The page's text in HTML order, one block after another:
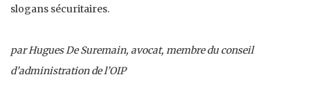
slogans sécuritaires.
par Hugues De Suremain, avocat, membre du conseil
d’administration de l’OIP